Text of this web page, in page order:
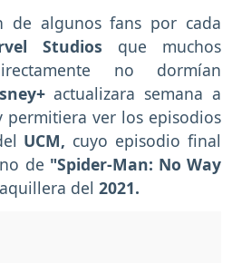
de algunos fans por cada
Studios que muchos
no dormían
actualizara semana a
permitiera ver los episodios
UCM, cuyo episodio final
de "Spider-Man: No Way
del 2021.